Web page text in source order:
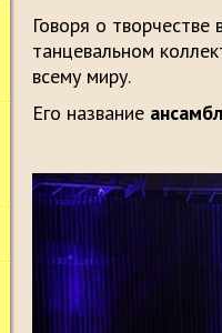
Говоря о
танцевальном
всему миру.
Его название